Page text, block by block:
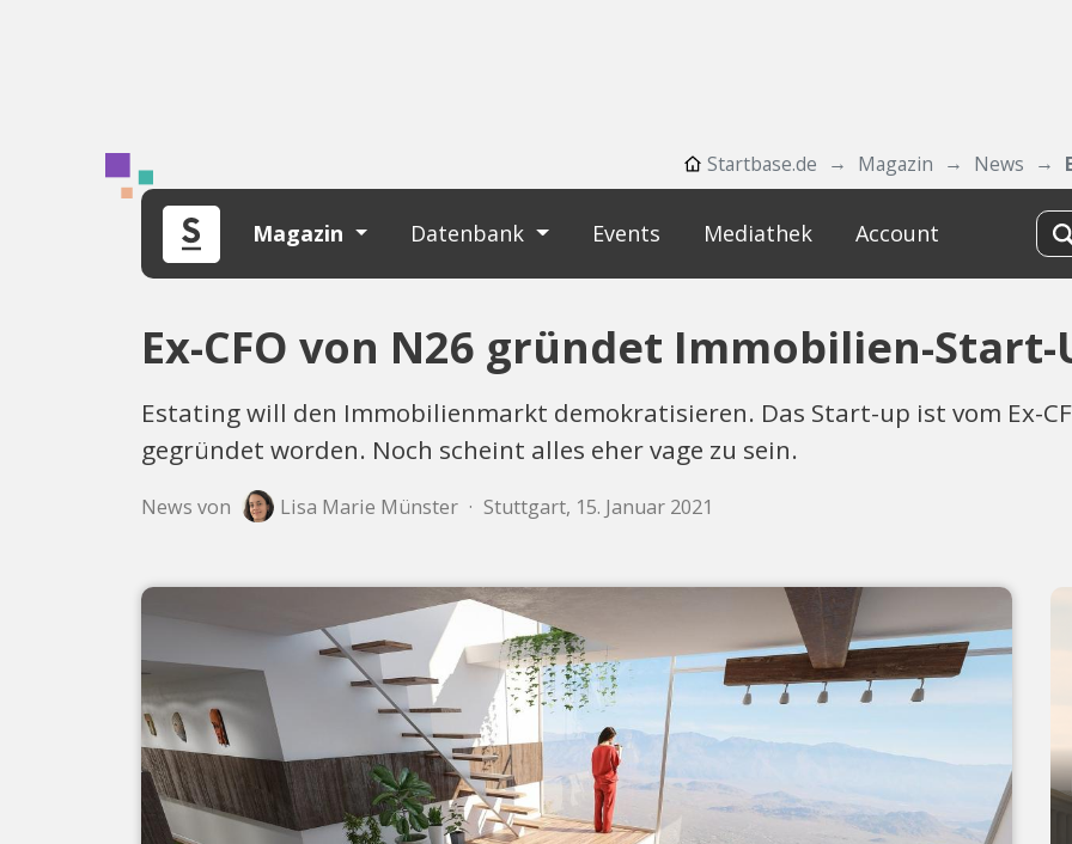
Startbase.de Magazin News
Magazin Datenbank Events Mediathek Account
Ex-CFO von N26 gründet Immobilien-Start-
Estating will den Immobilienmarkt demokratisieren. Das Start-up ist vom Ex-
gegründet worden. Noch scheint alles eher vage zu sein.
News von Lisa Marie Münster · Stuttgart, 15. Januar 2021